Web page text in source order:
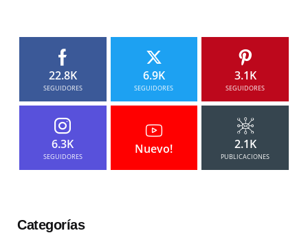
22.8K
SEGUIDORES
6.9K
SEGUIDORES
3.1K
SEGUIDORES
6.3K
SEGUIDORES
Nuevo! 2.1K
PUBLICACIONES
Categorías